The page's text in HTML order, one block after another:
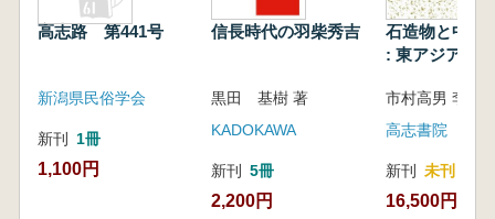
高志路 第441号
新潟県民俗学会
新刊 1冊
1,100円
信長時代の羽柴秀吉
黒田 基樹 著
KADOKAWA
新刊 5冊
2,200円
石造物と中世
: 東アジアと
高志書院
新刊 未刊
16,500円